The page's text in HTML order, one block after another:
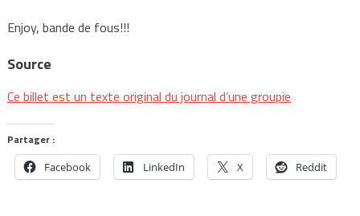
Enjoy, bande de fous!!!
Source
Ce billet est un texte original du journal d’une groupie
Partager :
Facebook LinkedIn X Reddit